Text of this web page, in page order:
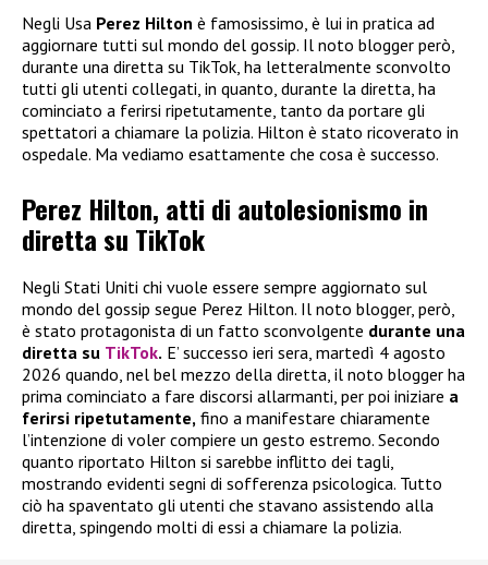
Negli Usa Perez Hilton è famosissimo, è lui in pratica ad
aggiornare tutti sul mondo del gossip. Il noto blogger però,
durante una diretta su TikTok, ha letteralmente sconvolto
tutti gli utenti collegati, in quanto, durante la diretta, ha
cominciato a ferirsi ripetutamente, tanto da portare gli
spettatori a chiamare la polizia. Hilton è stato ricoverato in
ospedale. Ma vediamo esattamente che cosa è successo.
Perez Hilton, atti di autolesionismo in
diretta su TikTok
Negli Stati Uniti chi vuole essere sempre aggiornato sul
mondo del gossip segue Perez Hilton. Il noto blogger, però,
è stato protagonista di un fatto sconvolgente durante una
diretta su TikTok. E’ successo ieri sera, martedì 4 agosto
2026 quando, nel bel mezzo della diretta, il noto blogger ha
prima cominciato a fare discorsi allarmanti, per poi iniziare a
ferirsi ripetutamente, fino a manifestare chiaramente
l’intenzione di voler compiere un gesto estremo. Secondo
quanto riportato Hilton si sarebbe inflitto dei tagli,
mostrando evidenti segni di sofferenza psicologica. Tutto
ciò ha spaventato gli utenti che stavano assistendo alla
diretta, spingendo molti di essi a chiamare la polizia.